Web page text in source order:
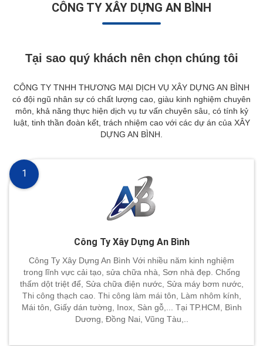
CÔNG TY XÂY DỰNG AN BÌNH
Tại sao quý khách nên chọn chúng tôi
CÔNG TY TNHH THƯƠNG MẠI DỊCH VỤ XÂY DỰNG AN BÌNH
có đội ngũ nhân sự có chất lượng cao, giàu kinh nghiệm chuyên
môn, khả năng thực hiện dịch vụ tư vấn chuyên sâu, có tính kỷ
luật, tinh thần đoàn kết, trách nhiệm cao với các dự án của XÂY
DỰNG AN BÌNH.
Công Ty Xây Dựng An Bình
Công Ty Xây Dựng An Bình Với nhiều năm kinh nghiệm
trong lĩnh vực cải tạo, sửa chữa nhà, Sơn nhà đẹp. Chống
thấm dột triệt để, Sửa chữa điện nước, Sửa máy bơm nước,
Thi công thạch cao. Thi công làm mái tôn, Làm nhôm kính,
Mái tôn, Giấy dán tường, Inox, Sàn gỗ,... Tại TP.HCM, Bình
Dương, Đồng Nai, Vũng Tàu,..
1